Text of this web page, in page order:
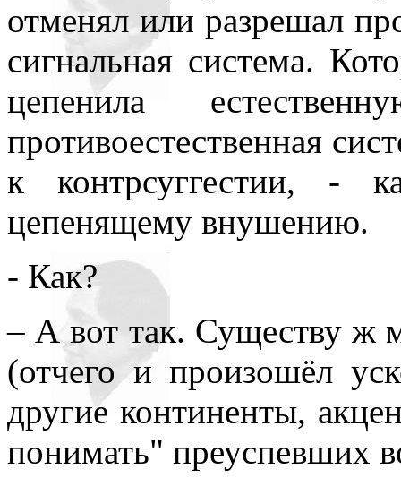
отменял или разрешал
сигнальная система.
цепенила
противоестественная
к контрсуггестии, -
цепенящему внушению.
- Как?
– А вот так. Существу ж
(отчего и произошёл
другие континенты,
понимать" преуспевших